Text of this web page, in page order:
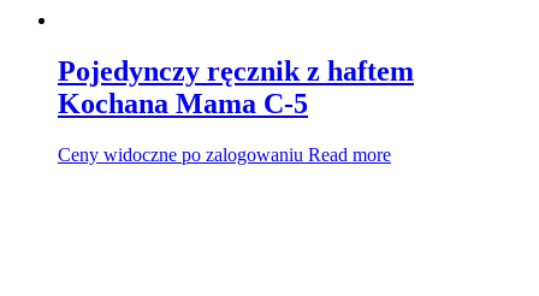
Pojedynczy ręcznik z haftem
Kochana Mama C-5
Ceny widoczne po zalogowaniu Read more